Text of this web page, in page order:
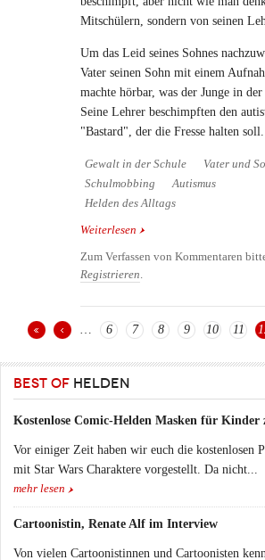
Mitschülern, sondern von seinen
Um das Leid seines Sohnes
Vater seinen Sohn mit einem
machte hörbar, was der Junge in
Seine Lehrer beschimpften den
"Bastard", der die Fresse halten soll.
Gewalt in der Schule
Vater und
Schulmobbing
Autismus
Helden des Alltags
Weiterlesen über Ein Vater deckt auf -
Zum Verfassen von Kommentaren
Registrieren.
… 6 7 8 9 10 11
BEST OF HELDEN
Kostenlose Comic-Helden Masken für Kinder
Vor einiger Zeit haben wir euch die kostenlosen
mit Star Wars Charaktere vorgestellt. Da nicht...
mehr lesen
Cartoonistin, Renate Alf im Interview
Von vielen Cartoonistinnen und Cartoonisten